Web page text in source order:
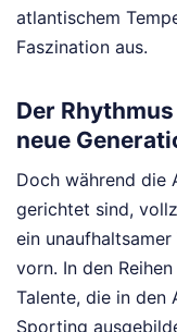
atlantischem
Faszination aus.
Der
neue
Doch während die
gerichtet sind,
ein
vorn. In den
Talente, die in den
Sporting